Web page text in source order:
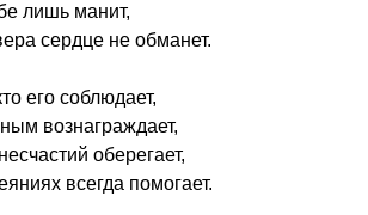
лишь манит,
сердце не обманет.
его соблюдает,
вознаграждает,
оберегает,
всегда помогает.